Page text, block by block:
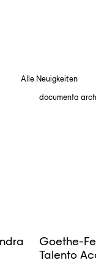
Alle Neuigkeiten
documenta
Goethe-
Talento